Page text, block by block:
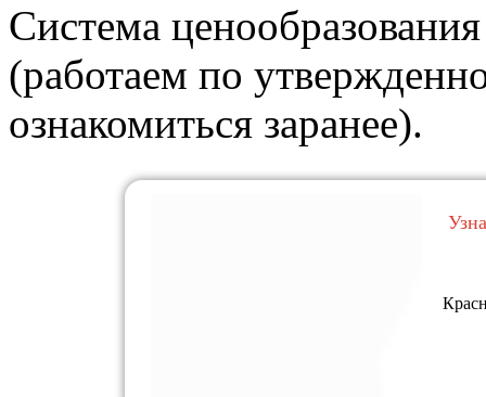
Система
(работаем по
ознакомиться заранее).